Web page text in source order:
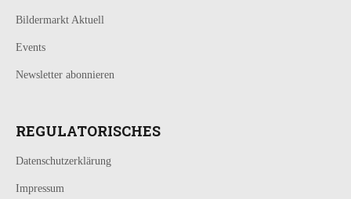
Bildermarkt Aktuell
Events
Newsletter abonnieren
REGULATORISCHES
Datenschutzerklärung
Impressum